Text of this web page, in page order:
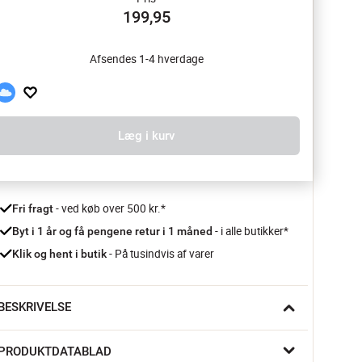
199,95
Afsendes 1-4 hverdage
Læg i kurv
Fri fragt - ved køb over 500 kr.*
Byt i 1 år og få pengene retur i 1 måned - i alle butikker*
Klik og hent i butik - På tusindvis af varer
Det håndpustede glashjerte har små LED lys,